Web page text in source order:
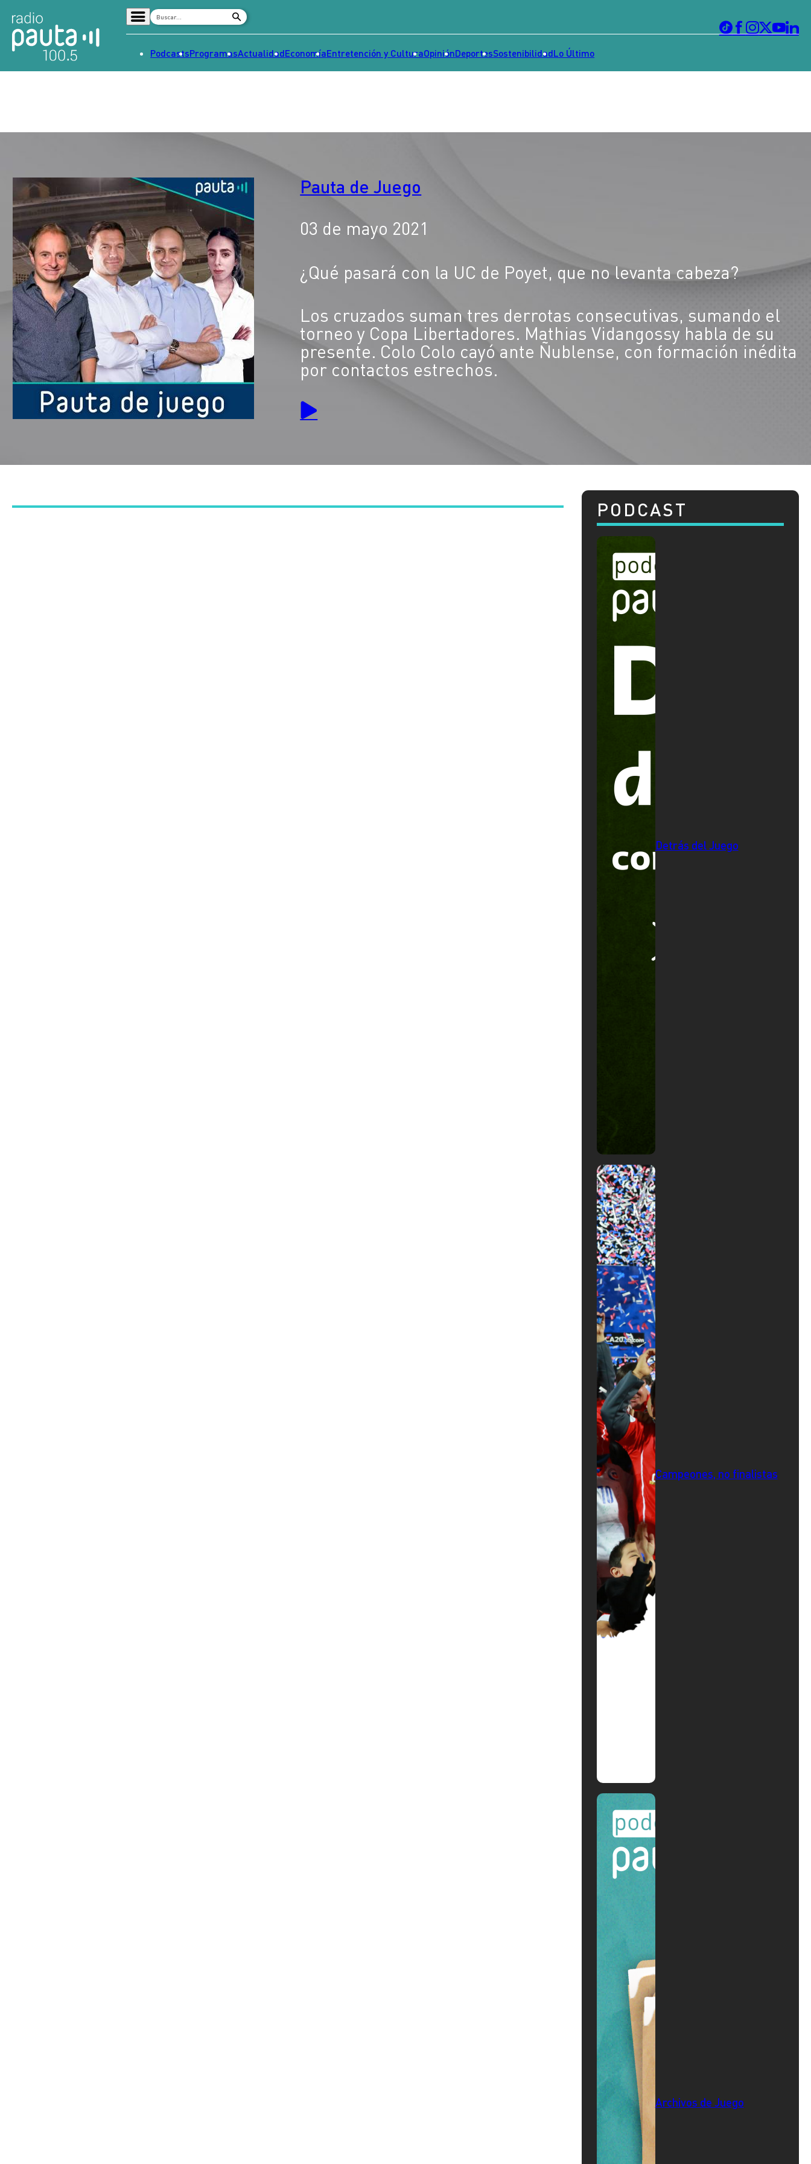
Dato en Pauta
Contenido Patrocinado
PodcastsProgramasActualidadEconomíaEntretención y CulturaOpiniónDeportesSostenibilidadLo Último
Pauta de Juego
03 de mayo 2021
¿Qué pasará con la UC de Poyet, que no levanta cabeza?
Los cruzados suman tres derrotas consecutivas, sumando el
torneo y Copa Libertadores. Mathias Vidangossy habla de su
presente. Colo Colo cayó ante Ñublense, con formación inédita
por contactos estrechos.
PODCAST
Detrás del Juego
Campeones, no finalistas
Archivos de Juego